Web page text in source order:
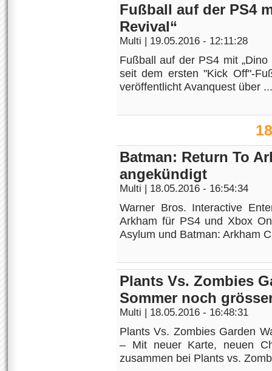
Fußball auf der PS4
Revival“
Multi | 19.05.2016 - 12:11:28
Fußball auf der PS4 mit
seit dem ersten "Kick Off"-
veröffentlicht Avanquest über ...
Batman: Return To
angekündigt
Multi | 18.05.2016 - 16:54:34
Warner Bros. Interactive
Arkham für PS4 und Xbox
Asylum und Batman: Arkham
Plants Vs. Zombies
Sommer noch
Multi | 18.05.2016 - 16:48:31
Plants Vs. Zombies Garden
– Mit neuer Karte, neuen
zusammen bei Plants vs.